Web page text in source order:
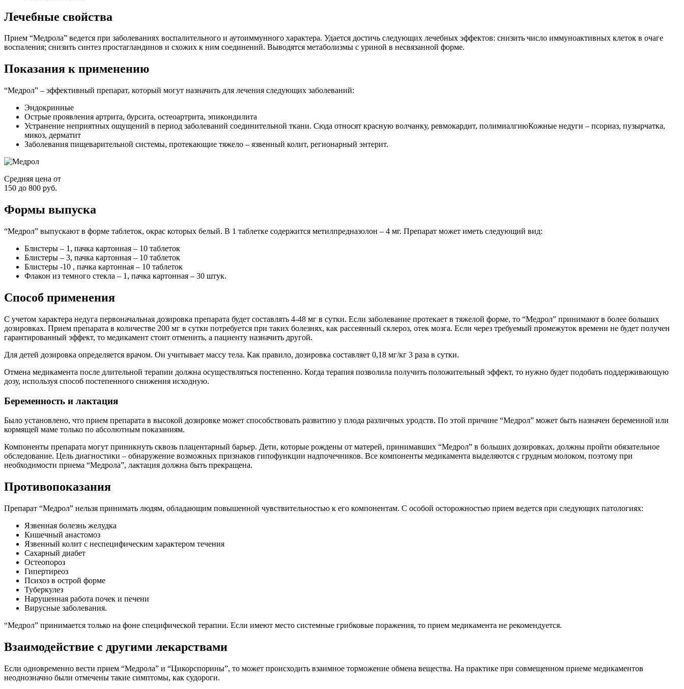
Лечебные свойства
Прием “Медрола” ведется при заболеваниях воспалительного и аутоиммунного характера. Удается достичь следующих лечебных эффектов: снизить число иммуноактивных клеток в очаге
воспаления; снизить синтез простагландинов и схожих к ним соединений. Выводятся метаболизмы с уриной в несвязанной форме.
Показания к применению
“Медрол” – эффективный препарат, который могут назначить для лечения следующих заболеваний:
Эндокринные
Острые проявления артрита, бурсита, остеоартрита, эпикондилита
Устранение неприятных ощущений в период заболеваний соединительной ткани. Сюда относят красную волчанку, ревмокардит, полимиалгиюКожные недуги – псориаз, пузырчатка,
микоз, дерматит
Заболевания пищеварительной системы, протекающие тяжело – язвенный колит, регионарный энтерит.
Средняя цена от
150 до 800 руб.
Формы выпуска
“Медрол” выпускают в форме таблеток, окрас которых белый. В 1 таблетке содержится метилпредназолон – 4 мг. Препарат может иметь следующий вид:
Блистеры – 1, пачка картонная – 10 таблеток
Блистеры – 3, пачка картонная – 10 таблеток
Блистеры -10 , пачка картонная – 10 таблеток
Флакон из темного стекла – 1, пачка картонная – 30 штук.
Способ применения
С учетом характера недуга первоначальная дозировка препарата будет составлять 4-48 мг в сутки. Если заболевание протекает в тяжелой форме, то “Медрол” принимают в более больших
дозировках. Прием препарата в количестве 200 мг в сутки потребуется при таких болезнях, как рассеянный склероз, отек мозга. Если через требуемый промежуток времени не будет получен
гарантированный эффект, то медикамент стоит отменить, а пациенту назначить другой.
Для детей дозировка определяется врачом. Он учитывает массу тела. Как правило, дозировка составляет 0,18 мг/кг 3 раза в сутки.
Отмена медикамента после длительной терапии должна осуществляться постепенно. Когда терапия позволила получить положительный эффект, то нужно будет подобать поддерживающую
дозу, используя способ постепенного снижения исходную.
Беременность и лактация
Было установлено, что прием препарата в высокой дозировке может способствовать развитию у плода различных уродств. По этой причине “Медрол” может быть назначен беременной или
кормящей маме только по абсолютным показаниям.
Компоненты препарата могут приникнуть сквозь плацентарный барьер. Дети, которые рождены от матерей, принимавших “Медрол” в больших дозировках, должны пройти обязательное
обследование. Цель диагностики – обнаружение возможных признаков гипофункции надпочечников. Все компоненты медикамента выделяются с грудным молоком, поэтому при
необходимости приема “Медрола”, лактация должна быть прекращена.
Противопоказания
Препарат “Медрол” нельзя принимать людям, обладающим повышенной чувствительностью к его компонентам. С особой осторожностью прием ведется при следующих патологиях:
Язвенная болезнь желудка
Кишечный анастомоз
Язвенный колит с неспецифическим характером течения
Сахарный диабет
Остеопороз
Гипертиреоз
Психоз в острой форме
Туберкулез
Нарушенная работа почек и печени
Вирусные заболевания.
“Медрол” принимается только на фоне специфической терапии. Если имеют место системные грибковые поражения, то прием медикамента не рекомендуется.
Взаимодействие с другими лекарствами
Если одновременно вести прием “Медрола” и “Цикорспорины”, то может происходить взаимное торможение обмена вещества. На практике при совмещенном приеме медикаментов
неоднозначно были отмечены такие симптомы, как судороги.